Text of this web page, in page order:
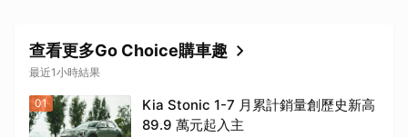
查看更多Go Choice購車趣
最近1小時結果
01
Kia Stonic 1-7 月累計銷量創歷史新高
89.9 萬元起入主